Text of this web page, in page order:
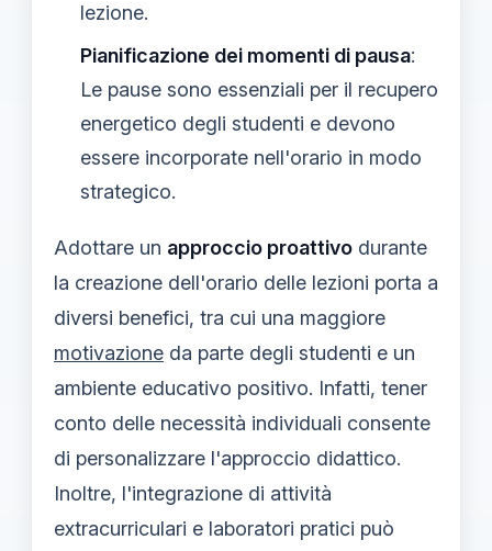
lezione.
Pianificazione dei momenti di pausa:
Le pause sono essenziali per il recupero
energetico degli studenti e devono
essere incorporate nell'orario in modo
strategico.
Adottare un approccio proattivo durante
la creazione dell'orario delle lezioni porta a
diversi benefici, tra cui una maggiore
motivazione da parte degli studenti e un
ambiente educativo positivo. Infatti, tener
conto delle necessità individuali consente
di personalizzare l'approccio didattico.
Inoltre, l'integrazione di attività
extracurriculari e laboratori pratici può